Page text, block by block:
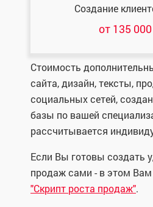
Создание
от 135
Стоимость
сайта, дизайн, тексты,
социальных сетей,
базы по вашей
рассчитывается
Если Вы готовы создать
продаж сами - в этом
"Скрипт роста продаж".